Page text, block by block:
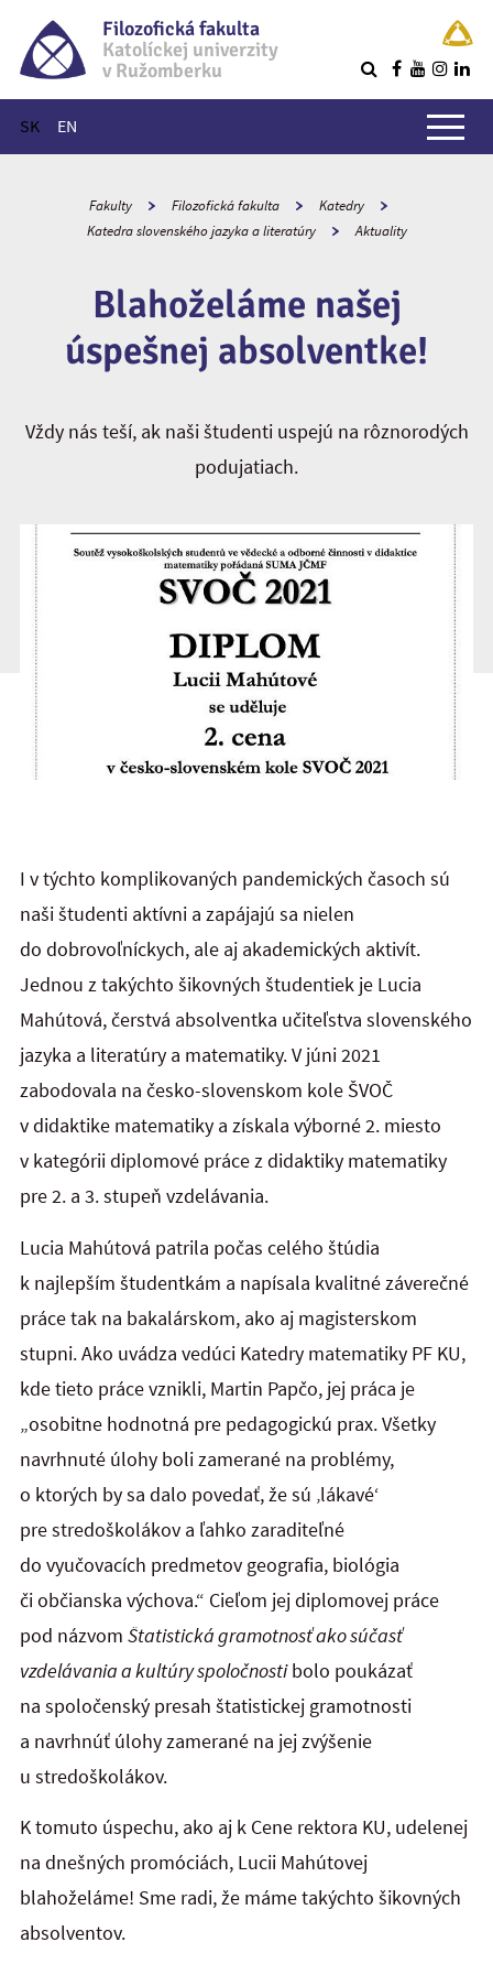
Filozofická fakulta
Katolíckej univerzity
v Ružomberku
SK EN
Hlavné menu
Fakulty Filozofická fakulta
Katedry
Katedra slovenského jazyka a literatúry
Aktuality
Blahoželáme našej
úspešnej absolventke!
Vždy nás teší, ak naši študenti uspejú na rôznorodých
podujatiach.
I v týchto komplikovaných pandemických časoch sú
naši študenti aktívni a zapájajú sa nielen
do dobrovoľníckych, ale aj akademických aktivít.
Jednou z takýchto šikovných študentiek je Lucia
Mahútová, čerstvá absolventka učiteľstva slovenského
jazyka a literatúry a matematiky. V júni 2021
zabodovala na česko-slovenskom kole ŠVOČ
v didaktike matematiky a získala výborné 2. miesto
v kategórii diplomové práce z didaktiky matematiky
pre 2. a 3. stupeň vzdelávania.
Lucia Mahútová patrila počas celého štúdia
k najlepším študentkám a napísala kvalitné záverečné
práce tak na bakalárskom, ako aj magisterskom
stupni. Ako uvádza vedúci Katedry matematiky PF KU,
kde tieto práce vznikli, Martin Papčo, jej práca je
„osobitne hodnotná pre pedagogickú prax. Všetky
navrhnuté úlohy boli zamerané na problémy,
o ktorých by sa dalo povedať, že sú ‚lákavé‘
pre stredoškolákov a ľahko zaraditeľné
do vyučovacích predmetov geografia, biológia
či občianska výchova.“ Cieľom jej diplomovej práce
pod názvom Štatistická gramotnosť ako súčasť
vzdelávania a kultúry spoločnostibolo poukázať
na spoločenský presah štatistickej gramotnosti
a navrhnúť úlohy zamerané na jej zvýšenie
u stredoškolákov.
K tomuto úspechu, ako aj k Cene rektora KU, udelenej
na dnešných promóciách, Lucii Mahútovej
blahoželáme! Sme radi, že máme takýchto šikovných
absolventov.